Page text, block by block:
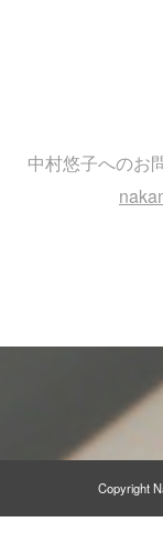
中村悠子へのお
Copyright